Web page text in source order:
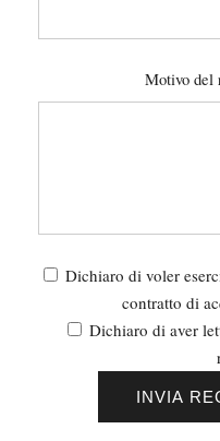
Motivo del
Dichiaro di voler
contratto di
Dichiaro di aver
INVIA